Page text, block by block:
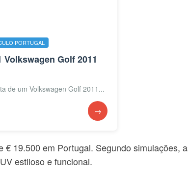
PORTUGAL
Volkswagen Golf 2011
de um Volkswagen Golf 2011...
→
19.500 em Portugal. Segundo simulações,
estiloso e funcional.